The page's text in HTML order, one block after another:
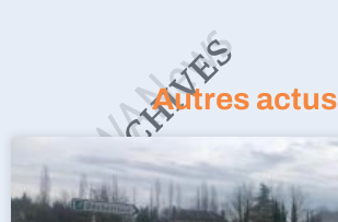
Autres actus